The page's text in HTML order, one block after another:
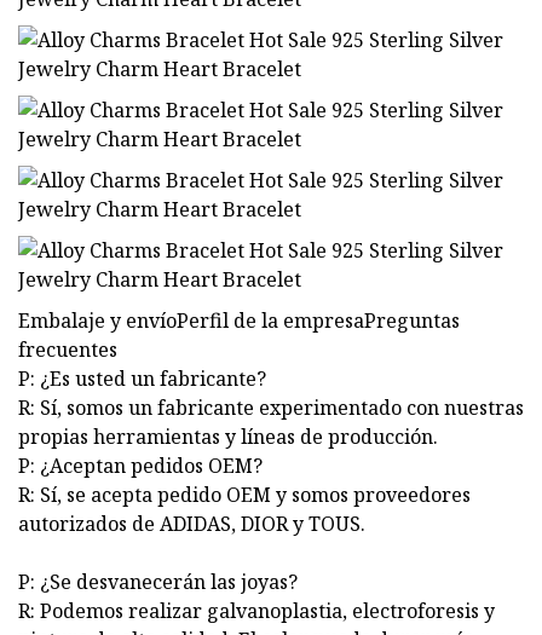
Embalaje y envíoPerfil de la empresaPreguntas
frecuentes
P: ¿Es usted un fabricante?
R: Sí, somos un fabricante experimentado con nuestras
propias herramientas y líneas de producción.
P: ¿Aceptan pedidos OEM?
R: Sí, se acepta pedido OEM y somos proveedores
autorizados de ADIDAS, DIOR y TOUS.
P: ¿Se desvanecerán las joyas?
R: Podemos realizar galvanoplastia, electroforesis y